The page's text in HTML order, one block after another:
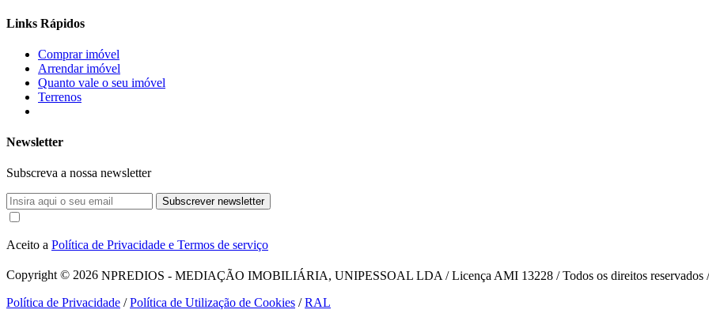
Links Rápidos
Comprar imóvel
Arrendar imóvel
Quanto vale o seu imóvel
Terrenos
Newsletter
Subscreva a nossa newsletter
Subscrever newsletter
Aceito a Política de Privacidade e Termos de serviço
Copyright © 2026 NPREDIOS - MEDIAÇÃO IMOBILIÁRIA, UNIPESSOAL LDA / Licença AMI 13228 / Todos os direitos reservados
Política de Privacidade /Política de Utilização de Cookies /RAL